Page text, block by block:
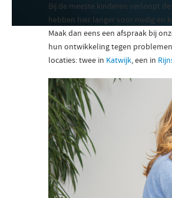
Bij de meeste kinderen verloopt
hebben hier langer voor nodig en
Maak dan eens een afspraak bij
hun ontwikkeling tegen
locaties: twee in Katwijk, een in